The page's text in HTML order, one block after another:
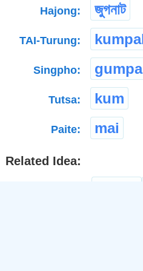
Hajong: জুগনাট
TAI-Turung:
Singpho:
Tutsa: kum
Paite: mai
Related Idea: